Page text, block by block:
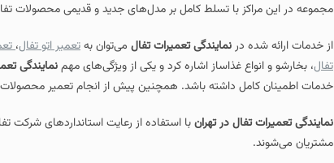
مجموعه در این مراکز با تسلط کامل بر مدل‌های جدید و قدیمی محصولات
از خدمات ارائه‌ شده درنمایندگی تعمیرات تفال می‌توان بهتعمیر اتو تفال،
تفال، بخارشو و انواع غذاساز اشاره کرد و یکی از ویژگی‌های مهمنمایندگی
خدمات اطمینان کامل داشته باشد. همچنین پیش از انجام تعمیر محصولات
نمایندگی‌ تعمیرات تفال در تهرانبا استفاده از رعایت استانداردهای شرکت
مشتریان می‌شوند.